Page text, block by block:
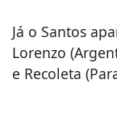
Já o Santos
Lorenzo
e Recoleta